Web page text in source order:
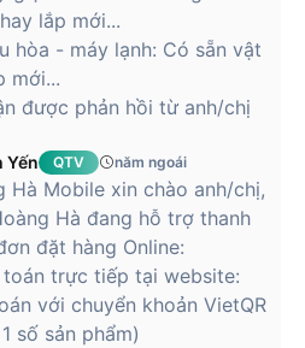
lắp mới...
hòa - máy lạnh: Có sẵn vật
mới...
được phản hồi từ anh/chị
Yến QTV năm ngoái
Hà Mobile xin chào anh/chị,
Hà đang hỗ trợ thanh
đặt hàng Online:
toán trực tiếp tại website:
với chuyển khoản VietQR
số sản phẩm)